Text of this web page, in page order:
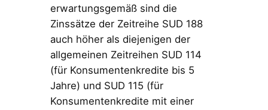
erwartungsgemäß sind die
Zinssätze der Zeitreihe SUD 188
auch höher als diejenigen der
allgemeinen Zeitreihen SUD 114
(für Konsumentenkredite bis 5
Jahre) und SUD 115 (für
Konsumentenkredite mit einer